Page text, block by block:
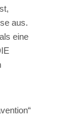
aus.
eine